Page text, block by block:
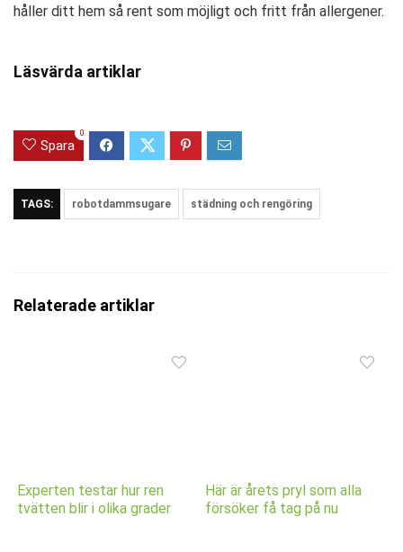
håller ditt hem så rent som möjligt och fritt från allergener.
Läsvärda artiklar
Spara
0
TAGS: robotdammsugare städning och rengöring
Relaterade artiklar
Experten testar hur ren
tvätten blir i olika grader
Här är årets pryl som alla
försöker få tag på nu